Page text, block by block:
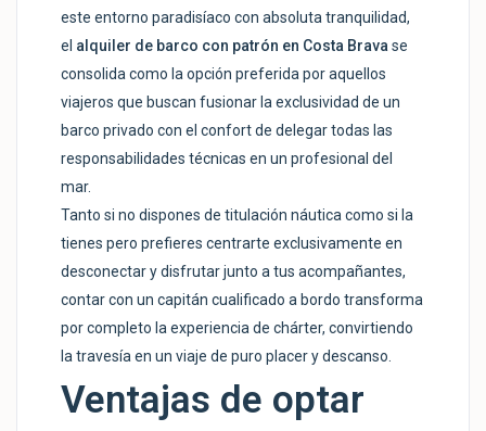
este entorno paradisíaco con absoluta tranquilidad,
el alquiler de barco con patrón en Costa Brava se
consolida como la opción preferida por aquellos
viajeros que buscan fusionar la exclusividad de un
barco privado con el confort de delegar todas las
responsabilidades técnicas en un profesional del
mar.
Tanto si no dispones de titulación náutica como si la
tienes pero prefieres centrarte exclusivamente en
desconectar y disfrutar junto a tus acompañantes,
contar con un capitán cualificado a bordo transforma
por completo la experiencia de chárter, convirtiendo
la travesía en un viaje de puro placer y descanso.
Ventajas de optar